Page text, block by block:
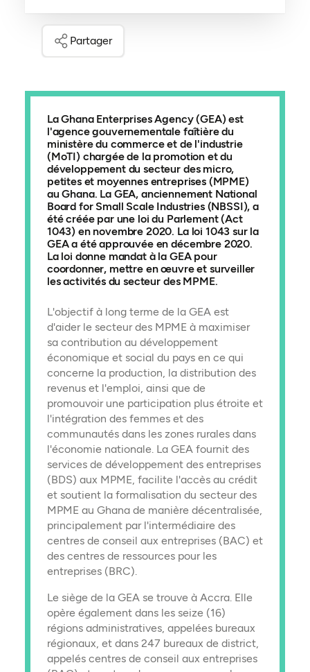
Partager
La Ghana Enterprises Agency (GEA) est
l'agence gouvernementale faîtière du
ministère du commerce et de l'industrie
(MoTI) chargée de la promotion et du
développement du secteur des micro,
petites et moyennes entreprises (MPME)
au Ghana. La GEA, anciennement National
Board for Small Scale Industries (NBSSI), a
été créée par une loi du Parlement (Act
1043) en novembre 2020. La loi 1043 sur la
GEA a été approuvée en décembre 2020.
La loi donne mandat à la GEA pour
coordonner, mettre en œuvre et surveiller
les activités du secteur des MPME.
L'objectif à long terme de la GEA est
d'aider le secteur des MPME à maximiser
sa contribution au développement
économique et social du pays en ce qui
concerne la production, la distribution des
revenus et l'emploi, ainsi que de
promouvoir une participation plus étroite et
l'intégration des femmes et des
communautés dans les zones rurales dans
l'économie nationale. La GEA fournit des
services de développement des entreprises
(BDS) aux MPME, facilite l'accès au crédit
et soutient la formalisation du secteur des
MPME au Ghana de manière décentralisée,
principalement par l'intermédiaire des
centres de conseil aux entreprises (BAC) et
des centres de ressources pour les
entreprises (BRC).
Le siège de la GEA se trouve à Accra. Elle
opère également dans les seize (16)
régions administratives, appelées bureaux
régionaux, et dans 247 bureaux de district,
appelés centres de conseil aux entreprises